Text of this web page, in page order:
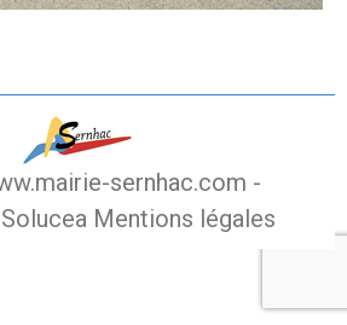
sernhac.com -
Mentions légales